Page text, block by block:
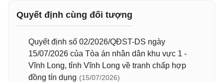
Quyết định cùng đối tượng
Quyết định số 02/2026/QĐST-DS ngày
15/07/2026 của Tòa án nhân dân khu vực 1 -
Vĩnh Long, tỉnh Vĩnh Long về tranh chấp hợp
đồng tín dụng (15/07/2026)